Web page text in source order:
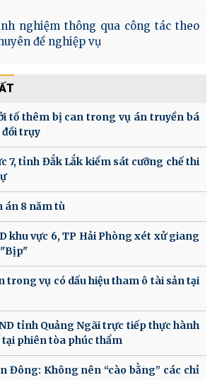
nghiệm thông qua công tác theo
đề nghiệp vụ
tố thêm bị can trong vụ án truyền bá
đồi trụy
7, tỉnh Đắk Lắk kiểm sát cưỡng chế thi
án 8 năm tù
khu vực 6, TP Hải Phòng xét xử giang
"Bịp"
trong vụ có dấu hiệu tham ô tài sản tại
tỉnh Quảng Ngãi trực tiếp thực hành
tại phiên tòa phúc thẩm
Đông: Không nên “cào bằng” các chỉ